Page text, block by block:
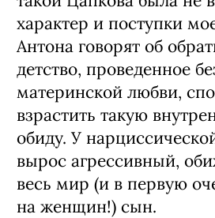
характер и поступки
Антона говорят об
детство, проведенное
материнской любви,
взрастить такую
обиду. У
вырос агрессивный,
весь мир (и в первую
на женщин!) сын.